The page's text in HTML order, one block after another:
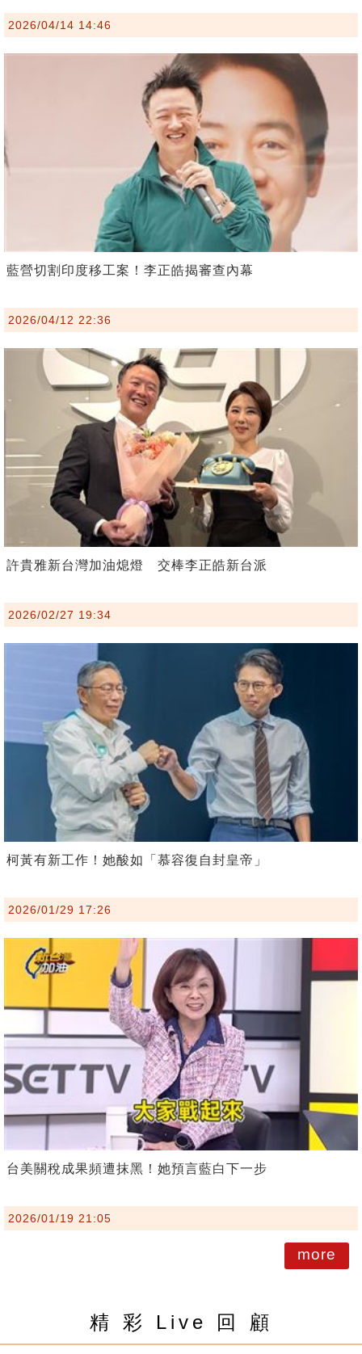
2026/04/14 14:46
藍營切割印度移工案！李正皓揭審查內幕
2026/04/12 22:36
許貴雅新台灣加油熄燈 交棒李正皓新台派
2026/02/27 19:34
柯黃有新工作！她酸如「慕容復自封皇帝」
2026/01/29 17:26
台美關稅成果頻遭抹黑！她預言藍白下一步
2026/01/19 21:05
more
精 彩 Live 回 顧